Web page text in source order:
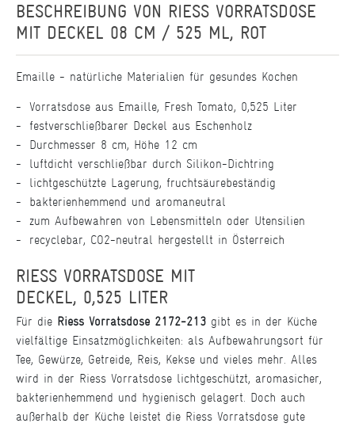
BESCHREIBUNG VON RIESS VORRATSDOSE
MIT DECKEL 08 CM / 525 ML, ROT
Emaille - natürliche Materialien für gesundes Kochen
Vorratsdose aus Emaille, Fresh Tomato, 0,525 Liter
festverschließbarer Deckel aus Eschenholz
Durchmesser 8 cm, Höhe 12 cm
luftdicht verschließbar durch Silikon-Dichtring
lichtgeschützte Lagerung, fruchtsäurebeständig
bakterienhemmend und aromaneutral
zum Aufbewahren von Lebensmitteln oder Utensilien
recyclebar, CO2-neutral hergestellt in Österreich
RIESS VORRATSDOSE MIT
DECKEL, 0,525 LITER
Für die Riess Vorratsdose 2172-213 gibt es in der Küche
vielfältige Einsatzmöglichkeiten: als Aufbewahrungsort für
Tee, Gewürze, Getreide, Reis, Kekse und vieles mehr. Alles
wird in der Riess Vorratsdose lichtgeschützt, aromasicher,
bakterienhemmend und hygienisch gelagert. Doch auch
außerhalb der Küche leistet die Riess Vorratsdose gute